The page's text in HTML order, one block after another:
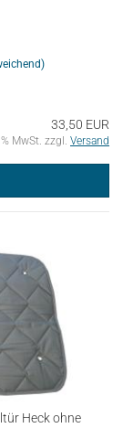
33,50 EUR
MwSt. zzgl. Versand
Heck ohne